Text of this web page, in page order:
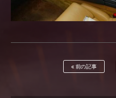
前の記事